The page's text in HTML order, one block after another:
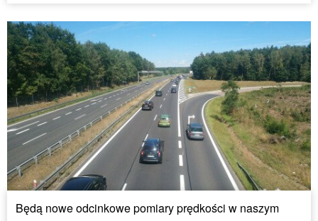
Będą nowe odcinkowe pomiary prędkości w naszym